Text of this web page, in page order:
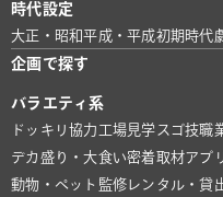
時代設定
大正・昭和平成・平成初期時代
企画で探す
バラエティ系
ドッキリ協力 工場見学 スゴ技職
デカ盛り・大食い密着取材アプ
動物・ペット 監修 レンタル・貸